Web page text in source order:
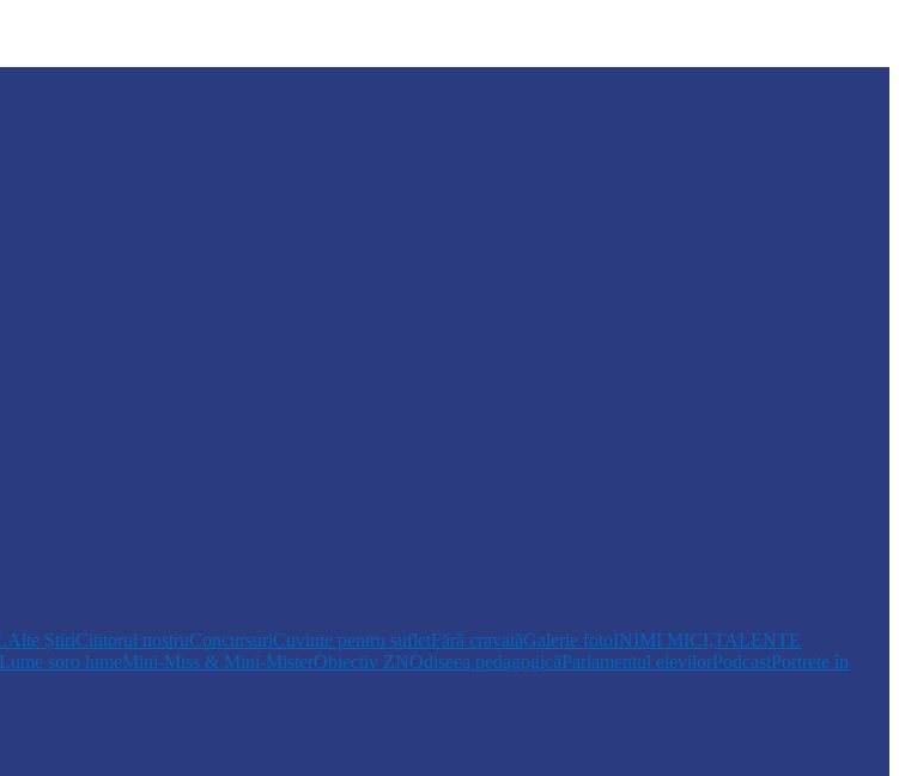
Alte ȘtiriCititorul nostruConcursuriCuvinte pentru sufletFără cravatăGalerie fotoINIMI MICI,TALENTE
Lume soro lumeMini-Miss & Mini-MisterObiectiv ZNOdiseea pedagogicăParlamentul elevilorPodcastPortrete în